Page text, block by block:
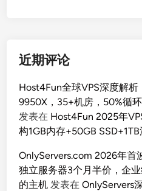
近期评论
Host4Fun全球VPS深度解析
9950X，35+机房，50%循
发表在 Host4Fun 2025年
构1GB内存+50GB
OnlyServers.com 2026年首
独立服务器3个月半价，企
的主机 发表在OnlyServers